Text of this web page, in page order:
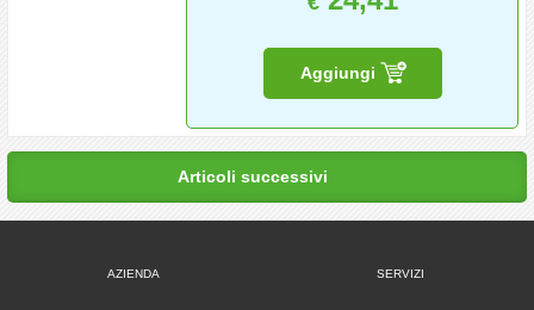
Aggiungi
Articoli successivi
AZIENDA SERVIZI